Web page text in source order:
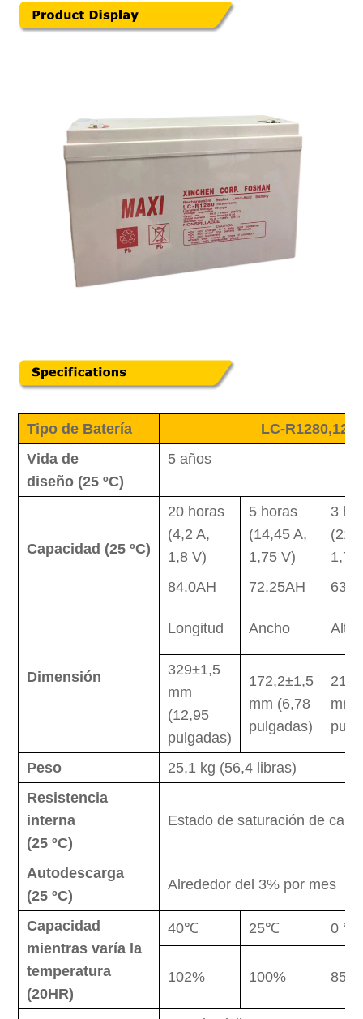
Tipo de Batería
LC-R1280,12V/
Vida de
diseño (25 ºC)
5 años
Capacidad (25 ºC)
20 horas
(4,2 A,
1,8 V)
5 horas
(14,45 A,
1,75 V)
3
1,75
84.0AH
72.25AH
Dimensión
Longitud Ancho
329±1,5
mm
(12,95
pulgadas)
172,2±1,5
mm (6,78
pulgadas)
mm
Peso
25,1 kg (56,4 libras)
Resistencia
interna
(25ºC)
Estado de saturación de
Autodescarga
(25ºC)
Alrededor del 3% por mes
Capacidad
mientras varía la
temperatura
(20HR)
40℃ 25℃ 0 ℃
102% 100% 85%